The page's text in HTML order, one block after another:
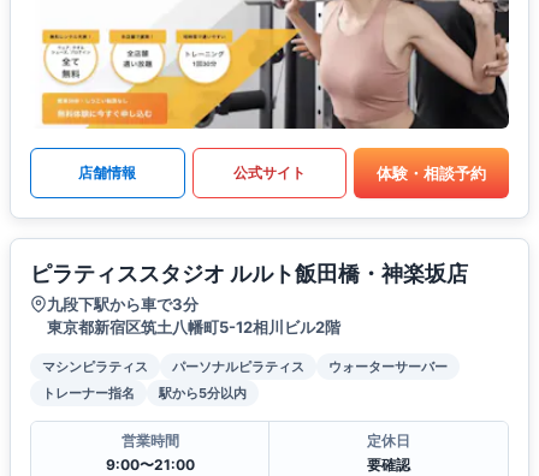
店舗情報 公式サイト 体験・相談予約
ピラティススタジオ ルルト飯田橋・神楽坂店
九段下駅から車で3分
東京都新宿区筑土八幡町5-12相川ビル2階
マシンピラティス パーソナルピラティス
ウォーターサーバー
トレーナー指名
駅から5分以内
営業時間
9:00〜21:00
定休日
要確認